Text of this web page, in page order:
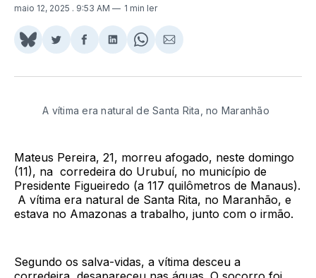
maio 12, 2025 . 9:53 AM 1 min ler
Share
BlueSky
Compartilhar
Twitter
Compartilhar
Facebook
Compartilhar
LinkedIn
Share
WhatsApp
Compartilhar
Email
A vítima era natural de Santa Rita, no Maranhão
Mateus Pereira, 21, morreu afogado, neste domingo
(11), na corredeira do Urubuí, no município de
Presidente Figueiredo (a 117 quilômetros de Manaus).
A vítima era natural de Santa Rita, no Maranhão, e
estava no Amazonas a trabalho, junto com o irmão.
Segundo os salva-vidas, a vítima desceu a